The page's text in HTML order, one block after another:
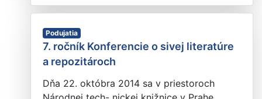
Podujatia
7. ročník Konferencie o sivej literatúre
a repozitároch
Dňa 22. októbra 2014 sa v priestoroch